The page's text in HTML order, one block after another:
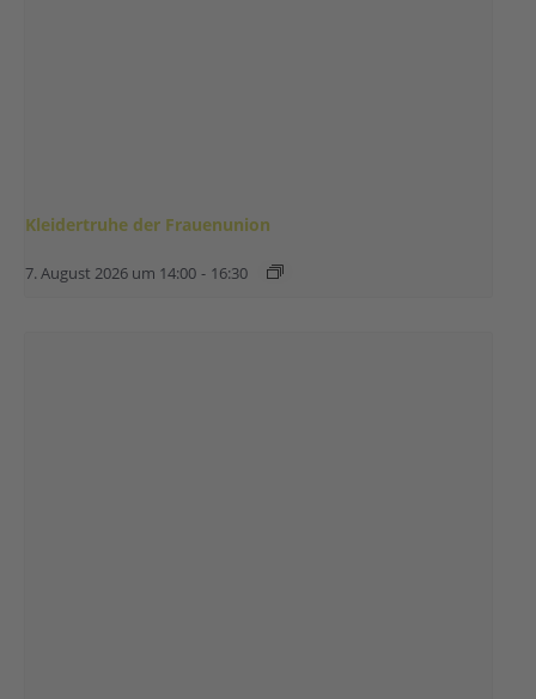
Kleidertruhe der Frauenunion
7. August 2026 um 14:00 - 16:30